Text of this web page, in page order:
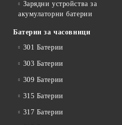
Зарядни устройства за
акумулаторни батерии
Батерии за часовници
301 Батерии
303 Батерии
309 Батерии
315 Батерии
317 Батерии